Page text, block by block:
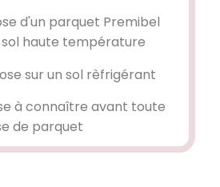
d'un parquet Premibel
haute température
sur un sol rèfrigérant
à connaître avant toute
de parquet